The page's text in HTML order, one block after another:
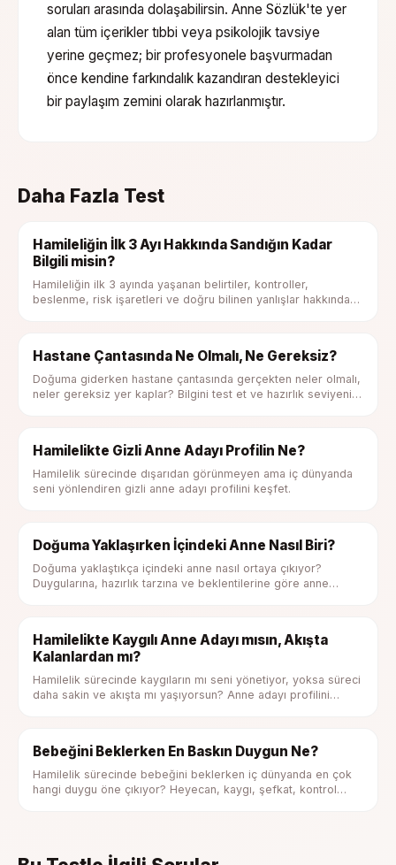
soruları arasında dolaşabilirsin. Anne Sözlük'te yer
alan tüm içerikler tıbbi veya psikolojik tavsiye
yerine geçmez; bir profesyonele başvurmadan
önce kendine farkındalık kazandıran destekleyici
bir paylaşım zemini olarak hazırlanmıştır.
Daha Fazla Test
Hamileliğin İlk 3 Ayı Hakkında Sandığın Kadar
Bilgili misin?
Hamileliğin ilk 3 ayında yaşanan belirtiler, kontroller,
beslenme, risk işaretleri ve doğru bilinen yanlışlar hakkında
Hastane Çantasında Ne Olmalı, Ne Gereksiz?
Doğuma giderken hastane çantasında gerçekten neler olmalı,
neler gereksiz yer kaplar? Bilgini test et ve hazırlık seviyeni
Hamilelikte Gizli Anne Adayı Profilin Ne?
Hamilelik sürecinde dışarıdan görünmeyen ama iç dünyanda
seni yönlendiren gizli anne adayı profilini keşfet.
Doğuma Yaklaşırken İçindeki Anne Nasıl Biri?
Doğuma yaklaştıkça içindeki anne nasıl ortaya çıkıyor?
Duygularına, hazırlık tarzına ve beklentilerine göre anne
Hamilelikte Kaygılı Anne Adayı mısın, Akışta
Kalanlardan mı?
Hamilelik sürecinde kaygıların mı seni yönetiyor, yoksa süreci
daha sakin ve akışta mı yaşıyorsun? Anne adayı profilini
Bebeğini Beklerken En Baskın Duygun Ne?
Hamilelik sürecinde bebeğini beklerken iç dünyanda en çok
hangi duygu öne çıkıyor? Heyecan, kaygı, şefkat, kontrol